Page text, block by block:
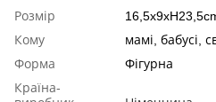
Розмір
Кому
мамі, бабусі,
Форма
Фігурна
Країна-